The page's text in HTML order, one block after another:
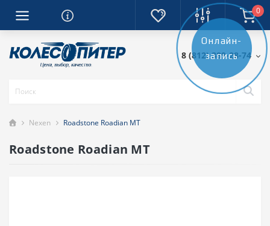
0
8 (812) 389-28-74
Nexen Roadstone Roadian MT
Roadstone Roadian MT
Онлайн-
запись